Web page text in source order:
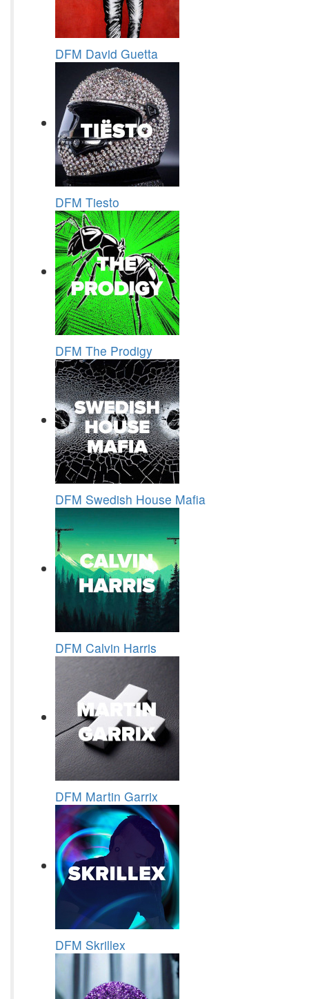
DFM David Guetta
DFM Tiesto
DFM The Prodigy
DFM Swedish House Mafia
DFM Calvin Harris
DFM Martin Garrix
DFM Skrillex